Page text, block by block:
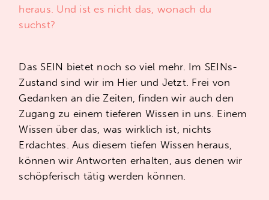
heraus. Und ist es nicht das, wonach du
suchst?
Das SEIN bietet noch so viel mehr. Im SEINs-
Zustand sind wir im Hier und Jetzt. Frei von
Gedanken an die Zeiten, finden wir auch den
Zugang zu einem tieferen Wissen in uns. Einem
Wissen über das, was wirklich ist, nichts
Erdachtes. Aus diesem tiefen Wissen heraus,
können wir Antworten erhalten, aus denen wir
schöpferisch tätig werden können.